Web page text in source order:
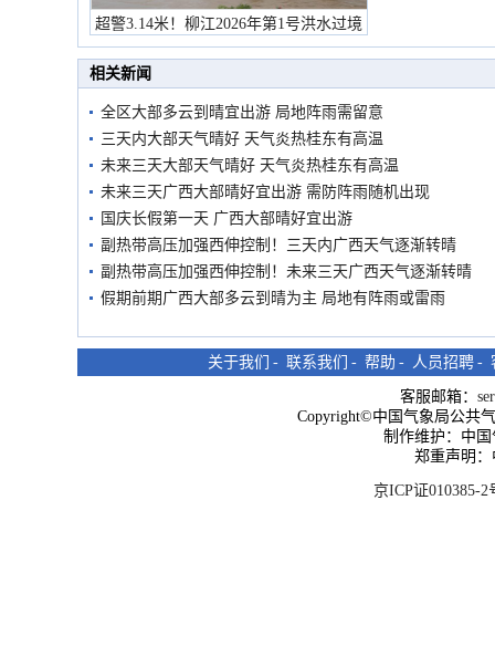
超警3.14米！柳江2026年第1号洪水过境
市民在堤岸见证汛况
相关新闻
全区大部多云到晴宜出游 局地阵雨需留意
三天内大部天气晴好 天气炎热桂东有高温
未来三天大部天气晴好 天气炎热桂东有高温
未来三天广西大部晴好宜出游 需防阵雨随机出现
国庆长假第一天 广西大部晴好宜出游
副热带高压加强西伸控制！三天内广西天气逐渐转晴
副热带高压加强西伸控制！未来三天广西天气逐渐转晴
假期前期广西大部多云到晴为主 局地有阵雨或雷雨
关于我们 - 联系我们 - 帮助 - 人员招聘 -
客服邮箱：
Copyright©中国气象局公共
制作维护：中
郑重声明
京ICP证010385-2